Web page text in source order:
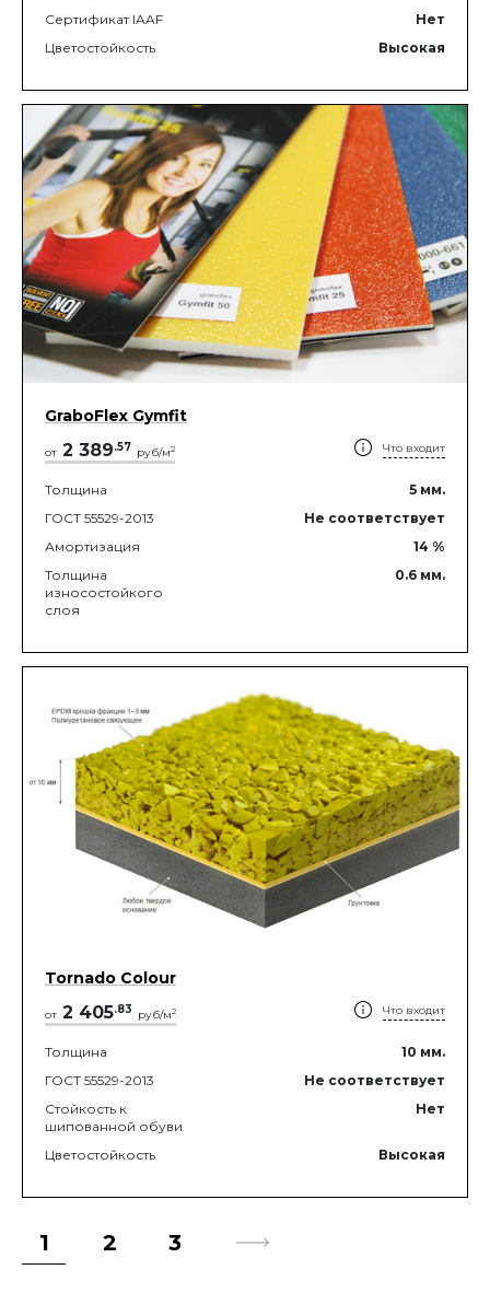
Сертификат IAAF
Нет
Цветостойкость
Высокая
GraboFlex Gymfit
от 2 389.57 руб/м2 Что входит
Толщина 5 мм.
ГОСТ 55529-2013
Не соответствует
Амортизация
14 %
Толщина
износостойкого
слоя
0.6 мм.
Tornado Colour
от 2 405.83 руб/м2 Что входит
Толщина 10 мм.
ГОСТ 55529-2013
Не соответствует
Стойкость к
шипованной обуви
Нет
Цветостойкость Высокая
1 2 3